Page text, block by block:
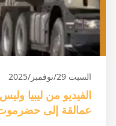
السبت 29/نوفمبر/2025
الفيديو من ليبيا
عمالقة إلى